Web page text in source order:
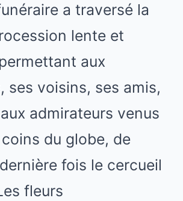
a traversé la
lente et
aux
ses voisins, ses amis,
admirateurs venus
du globe, de
fois le cercueil
fleurs